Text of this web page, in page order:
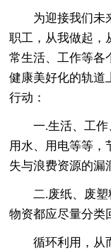
为迎接我们未
职工，从我做起，
常生活、工作等各
健康美好化的轨道
行动：
一.生活、工
用水、用电等等，
失与浪费资源的漏
二.废纸、废
物资都应尽量分类
循环利用，从